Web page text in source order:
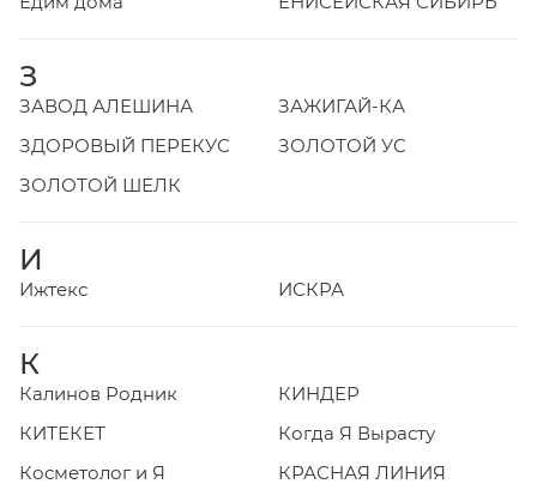
З
ЗАВОД АЛЕШИНА
ЗАЖИГАЙ-КА
ЗДОРОВЫЙ ПЕРЕКУС
ЗОЛОТОЙ УС
ЗОЛОТОЙ ШЕЛК
И
Ижтекс ИСКРА
К
Калинов Родник
КИНДЕР
КИТЕКЕТ
Когда Я Вырасту
Косметолог и Я
КРАСНАЯ ЛИНИЯ